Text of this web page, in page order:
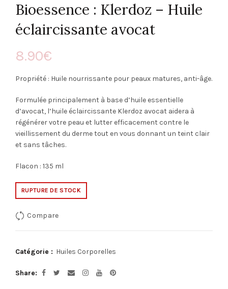
Bioessence : Klerdoz – Huile
éclaircissante avocat
8.90€
Propriété : Huile nourrissante pour peaux matures, anti-âge.
Formulée principalement à base d’huile essentielle
d’avocat, l’huile éclaircissante Klerdoz avocat aidera à
régénérer votre peau et lutter efficacement contre le
vieillissement du derme tout en vous donnant un teint clair
et sans tâches.
Flacon : 135 ml
RUPTURE DE STOCK
Compare
Catégorie : Huiles Corporelles
Share